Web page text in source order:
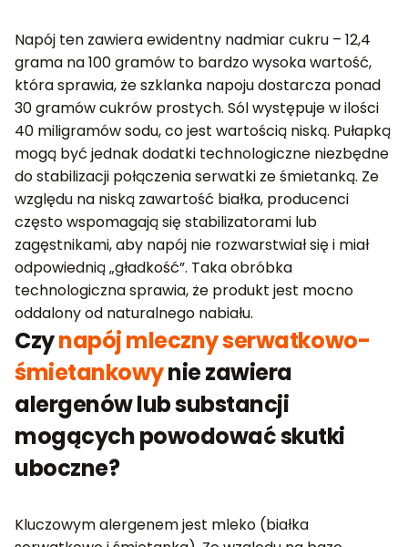
Napój ten zawiera ewidentny nadmiar cukru – 12,4
grama na 100 gramów to bardzo wysoka wartość,
która sprawia, że szklanka napoju dostarcza ponad
30 gramów cukrów prostych. Sól występuje w ilości
40 miligramów sodu, co jest wartością niską. Pułapką
mogą być jednak dodatki technologiczne niezbędne
do stabilizacji połączenia serwatki ze śmietanką. Ze
względu na niską zawartość białka, producenci
często wspomagają się stabilizatorami lub
zagęstnikami, aby napój nie rozwarstwiał się i miał
odpowiednią „gładkość”. Taka obróbka
technologiczna sprawia, że produkt jest mocno
oddalony od naturalnego nabiału.
Czynapój mleczny serwatkowo-
śmietankowynie zawiera
alergenów lub substancji
mogących powodować skutki
uboczne?
Kluczowym alergenem jest mleko (białka